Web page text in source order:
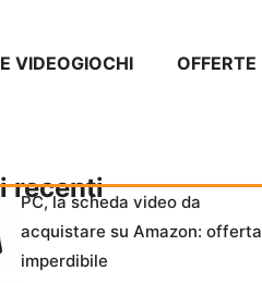
VIDEOGIOCHI OFFERTE
recenti
PC, la scheda video da
acquistare su Amazon: offerta
imperdibile